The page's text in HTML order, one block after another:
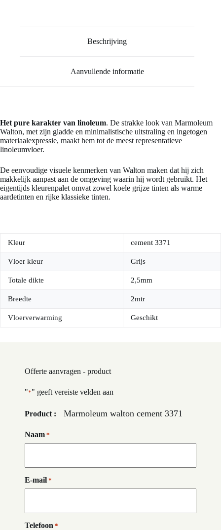
Beschrijving
Aanvullende informatie
Het pure karakter van linoleum. De strakke look van Marmoleum
Walton, met zijn gladde en minimalistische uitstraling en ingetogen
materiaalexpressie, maakt hem tot de meest representatieve
linoleumvloer.
De eenvoudige visuele kenmerken van Walton maken dat hij zich
makkelijk aanpast aan de omgeving waarin hij wordt gebruikt. Het
eigentijds kleurenpalet omvat zowel koele grijze tinten als warme
aardetinten en rijke klassieke tinten.
Kleur cement 3371
Vloer kleur Grijs
Totale dikte 2,5mm
Breedte 2mtr
Vloerverwarming Geschikt
Offerte aanvragen - product
"*" geeft vereiste velden aan
Product : Marmoleum walton cement 3371
Naam *
E-mail *
Telefoon *